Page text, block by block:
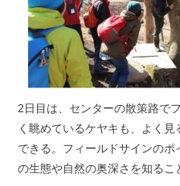
2日目は、センターの散策路で
く眺めているケヤキも、よく
できる。フィールドサインの
の生態や自然の奥深さを知るこ